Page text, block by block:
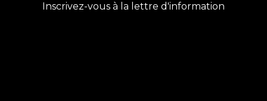
Inscrivez-vous à la lettre d'information